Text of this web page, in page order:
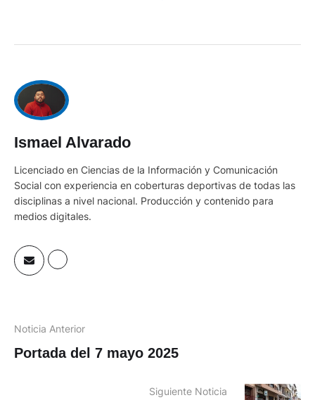
Ismael Alvarado
Licenciado en Ciencias de la Información y Comunicación
Social con experiencia en coberturas deportivas de todas las
disciplinas a nivel nacional. Producción y contenido para
medios digitales.
Noticia Anterior
Portada del 7 mayo 2025
Siguiente Noticia